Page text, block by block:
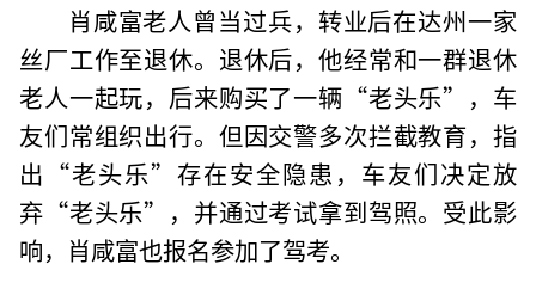
肖咸富老人曾当过兵，转业后在达州一家
丝厂工作至退休。退休后，他经常和一群退休
老人一起玩，后来购买了一辆“老头乐”，车
友们常组织出行。但因交警多次拦截教育，指
出“老头乐”存在安全隐患，车友们决定放
弃“老头乐”，并通过考试拿到驾照。受此影
响，肖咸富也报名参加了驾考。